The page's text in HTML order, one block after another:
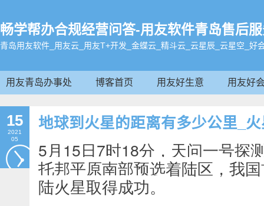
畅学帮办合规经营问答-用友软件青岛售后
青岛用友软件_用友云_用友T+开发_金蝶云_精斗云_云星辰_云星空_好
用友青岛办事处 博客首页 用友好生意 用友好
15
2021
05
地球到火星的距离有多少公里_
5月15日7时18分，天问一号探
托邦平原南部预选着陆区，我
陆火星取得成功。